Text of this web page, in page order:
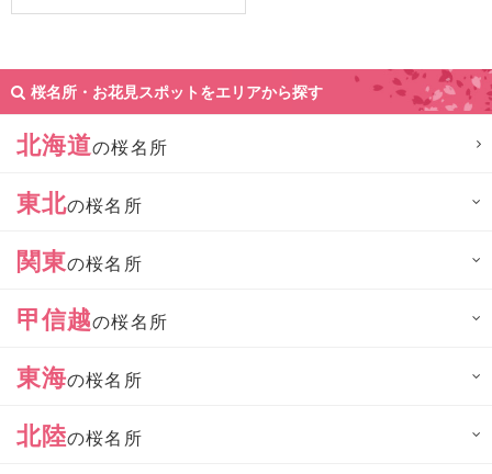
桜名所・お花見スポットをエリアから探す
北海道の桜名所
東北の桜名所
関東の桜名所
甲信越の桜名所
東海の桜名所
北陸の桜名所